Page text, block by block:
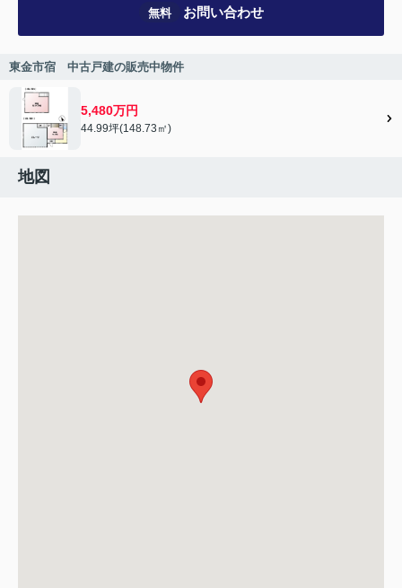
無料 お問い合わせ
東金市宿 中古戸建の販売中物件
5,480万円
44.99坪(148.73㎡)
地図